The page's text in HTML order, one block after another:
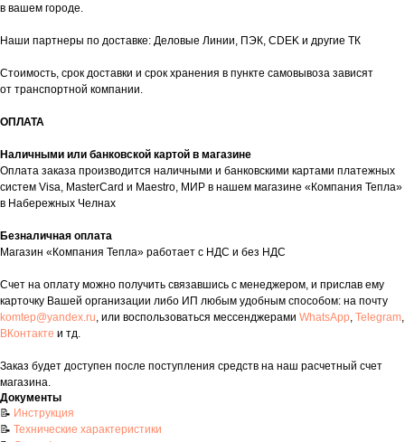
в вашем городе.
Наши партнеры по доставке: Деловые Линии, ПЭК, CDEK и другие ТК
Стоимость, срок доставки и срок хранения в пункте самовывоза зависят
от транспортной компании.
ОПЛАТА
Наличными или банковской картой в магазине
Оплата заказа производится наличными и банковскими картами платежных
систем Visa, MasterCard и Maestro, МИР в нашем магазине «Компания Тепла»
в Набережных Челнах
Безналичная оплата
Магазин «Компания Тепла» работает с НДС и без НДС
Счет на оплату можно получить связавшись с менеджером, и прислав ему
карточку Вашей организации либо ИП любым удобным способом: на почту
komtep@yandex.ru, или воспользоваться мессенджерами WhatsApp, Telegram,
ВКонтакте и тд.
Заказ будет доступен после поступления средств на наш расчетный счет
магазина.
Документы
📝 Инструкция
📝 Технические характеристики
Покупателям
Контакты
Пн-Пт: 8:00 - 17:00
Сб: 8:00 - 14:00
Почта: komtep@yandex.ru
+7 (8552) 78-33-11
О компании Акции Статьи